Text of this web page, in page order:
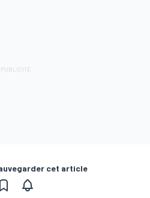
cet article